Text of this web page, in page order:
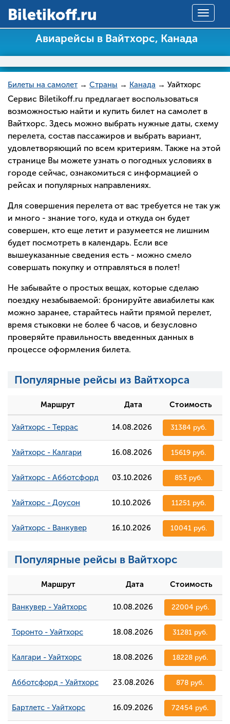
Toggle
Вiletikoff.ru
Авиарейсы в Вайтхорс, Канада
Билеты на самолет → Страны → Канада → Уайтхорс
Сервис Biletikoff.ru предлагает воспользоваться
возможностью найти и купить билет на самолет в
Вайтхорс. Здесь можно выбрать нужные даты, схему
перелета, состав пассажиров и выбрать вариант,
удовлетворяющий по всем критериям. Также на этой
странице Вы можете узнать о погодных условиях в
городе сейчас, ознакомиться с информацией о
рейсах и популярных направлениях.
Для совершения перелета от вас требуется не так уж
и много - знание того, куда и откуда он будет
совершен, кто еще летит и разумеется не лишним
будет посмотреть в календарь. Если все
вышеуказанные сведения есть - можно смело
совершать покупку и отправляться в полет!
Не забывайте о простых вещах, которые сделаю
поездку незабываемой: бронируйте авиабилеты как
можно заранее, старайтесь найти прямой перелет,
время стыковки не более 6 часов, и безусловно
проверяйте правильность введенных данных в
процессе оформления билета.
Популярные рейсы из Вайтхорса
Маршрут Дата Стоимость
Уайтхорс - Террас 14.08.2026 31384 руб.
Уайтхорс - Калгари 16.08.2026 15619 руб.
Уайтхорс - Абботсфорд 03.10.2026 853 руб.
Уайтхорс - Доусон 10.10.2026 11251 руб.
Уайтхорс - Ванкувер 16.10.2026 10041 руб.
Популярные рейсы в Вайтхорс
Маршрут Дата Стоимость
Ванкувер - Уайтхорс 10.08.2026 22004 руб.
Торонто - Уайтхорс 18.08.2026 31281 руб.
Калгари - Уайтхорс 18.08.2026 18228 руб.
Абботсфорд - Уайтхорс 23.08.2026 878 руб.
Бартлетс - Уайтхорс 16.09.2026 72454 руб.